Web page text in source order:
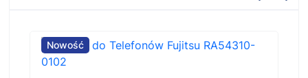
Nowość